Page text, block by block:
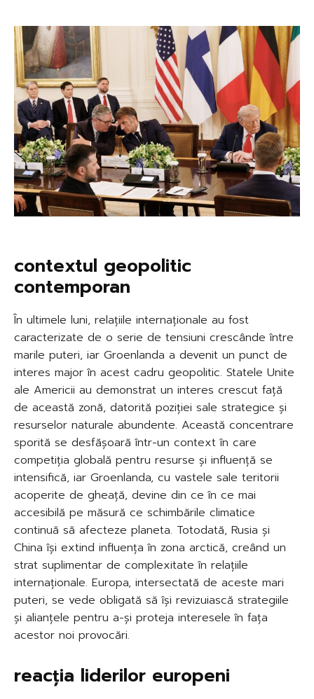
contextul geopolitic
contemporan
În ultimele luni, relațiile internaționale au fost
caracterizate de o serie de tensiuni crescânde între
marile puteri, iar Groenlanda a devenit un punct de
interes major în acest cadru geopolitic. Statele Unite
ale Americii au demonstrat un interes crescut față
de această zonă, datorită poziției sale strategice și
resurselor naturale abundente. Această concentrare
sporită se desfășoară într-un context în care
competiția globală pentru resurse și influență se
intensifică, iar Groenlanda, cu vastele sale teritorii
acoperite de gheață, devine din ce în ce mai
accesibilă pe măsură ce schimbările climatice
continuă să afecteze planeta. Totodată, Rusia și
China își extind influența în zona arctică, creând un
strat suplimentar de complexitate în relațiile
internaționale. Europa, intersectată de aceste mari
puteri, se vede obligată să își revizuiască strategiile
și alianțele pentru a-și proteja interesele în fața
acestor noi provocări.
reacția liderilor europeni